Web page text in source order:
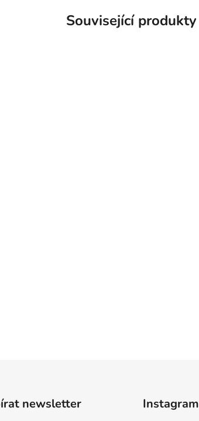
Související produkty
newsletter Instagram